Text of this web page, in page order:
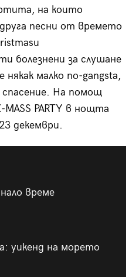
на които
песни от времето
болезнени за слушане
някак малко по-gangsta,
спасение. На помощ
MASS PARTY в нощта
декември.
време
уикенд на морето